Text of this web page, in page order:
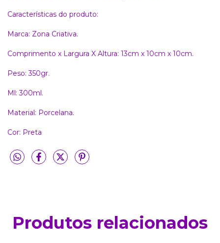
Características do produto:
Marca: Zona Criativa.
Comprimento x Largura X Altura: 13cm x 10cm x 10cm.
Peso: 350gr.
Ml: 300ml.
Material: Porcelana.
Cor: Preta
Produtos relacionados